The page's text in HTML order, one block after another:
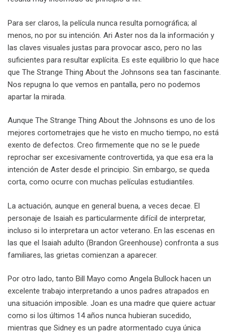
Para ser claros, la película nunca resulta pornográfica; al
menos, no por su intención. Ari Aster nos da la información y
las claves visuales justas para provocar asco, pero no las
suficientes para resultar explícita. Es este equilibrio lo que hace
que The Strange Thing About the Johnsons sea tan fascinante.
Nos repugna lo que vemos en pantalla, pero no podemos
apartar la mirada.
Aunque The Strange Thing About the Johnsons es uno de los
mejores cortometrajes que he visto en mucho tiempo, no está
exento de defectos. Creo firmemente que no se le puede
reprochar ser excesivamente controvertida, ya que esa era la
intención de Aster desde el principio. Sin embargo, se queda
corta, como ocurre con muchas películas estudiantiles.
La actuación, aunque en general buena, a veces decae. El
personaje de Isaiah es particularmente difícil de interpretar,
incluso si lo interpretara un actor veterano. En las escenas en
las que el Isaiah adulto (Brandon Greenhouse) confronta a sus
familiares, las grietas comienzan a aparecer.
Por otro lado, tanto Bill Mayo como Angela Bullock hacen un
excelente trabajo interpretando a unos padres atrapados en
una situación imposible. Joan es una madre que quiere actuar
como si los últimos 14 años nunca hubieran sucedido,
mientras que Sidney es un padre atormentado cuya única